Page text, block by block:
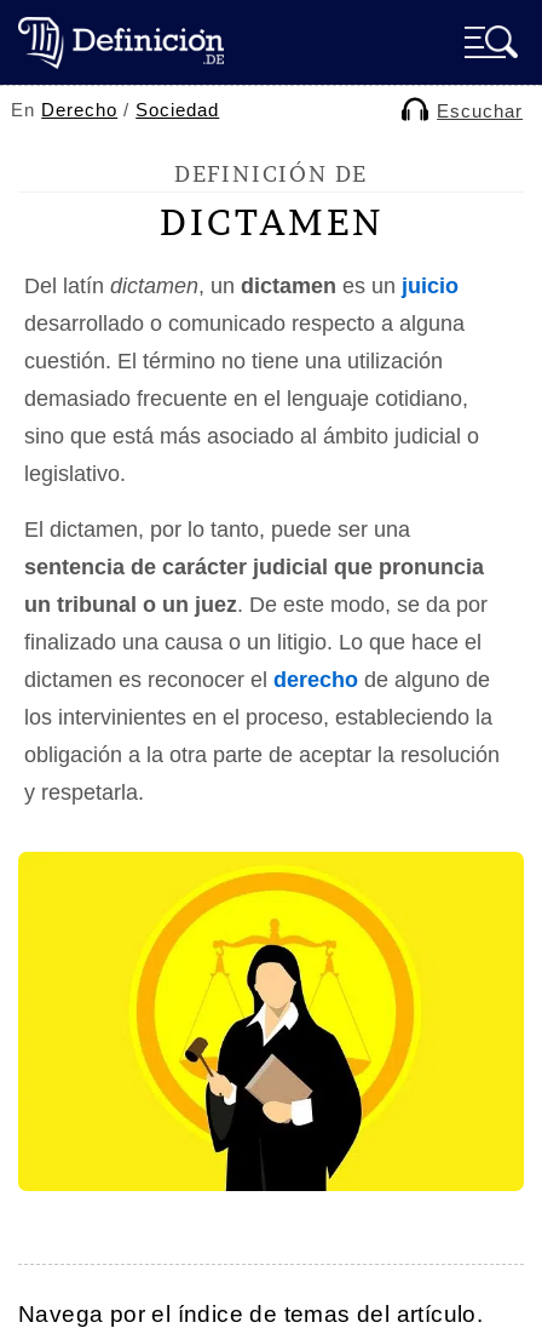
En Derecho / Sociedad Escuchar
DEFINICIÓN DE
DICTAMEN
Del latín dictamen, un dictamen es un juicio
desarrollado o comunicado respecto a alguna
cuestión. El término no tiene una utilización
demasiado frecuente en el lenguaje cotidiano,
sino que está más asociado al ámbito judicial o
legislativo.
El dictamen, por lo tanto, puede ser una
sentencia de carácter judicial que pronuncia
un tribunal o un juez. De este modo, se da por
finalizado una causa o un litigio. Lo que hace el
dictamen es reconocer el derecho de alguno de
los intervinientes en el proceso, estableciendo la
obligación a la otra parte de aceptar la resolución
y respetarla.
Navega por el índice de temas del artículo.